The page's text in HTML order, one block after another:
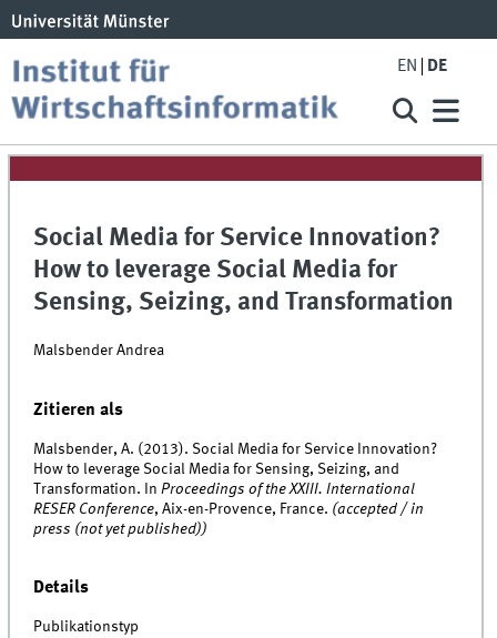
EN DE
Social Media for Service Innovation?
How to leverage Social Media for
Sensing, Seizing, and Transformation
Malsbender Andrea
Zitieren als
Malsbender, A. (2013). Social Media for Service Innovation?
How to leverage Social Media for Sensing, Seizing, and
Transformation. InProceedings of the XXIII. International
RESER Conference, Aix-en-Provence, France. (accepted / in
press (not yet published))
Details
Publikationstyp